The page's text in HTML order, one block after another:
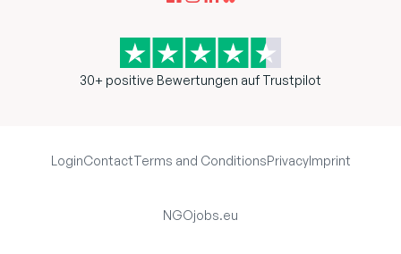
30+ positive Bewertungen auf Trustpilot
LoginContactTerms and ConditionsPrivacyImprint
NGOjobs.eu